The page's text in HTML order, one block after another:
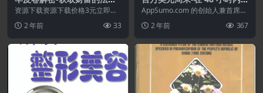
PDF
资源下载资源下载价格3元立即购
买 或 ...
2 年前 33
启动7位数业务的简单方法.P
DF
AppSumo.com 的创始人兼首席执
行官诺亚·卡根 (Noah Kagan)...
2 年前 367